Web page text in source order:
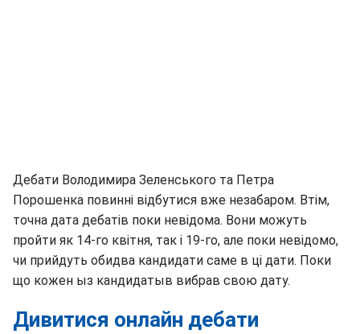
Дебати Володимира Зеленського та Петра
Порошенка повинні відбутися вже незабаром. Втім,
точна дата дебатів поки невідома. Вони можуть
пройти як 14-го квітня, так і 19-го, але поки невідомо,
чи прийдуть обидва кандидати саме в ці дати. Поки
що кожен ыз кандидатыв вибрав свою дату.
Дивитися онлайн дебати